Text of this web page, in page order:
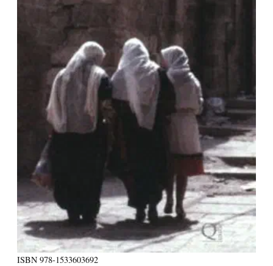
ISBN 978-1533603692